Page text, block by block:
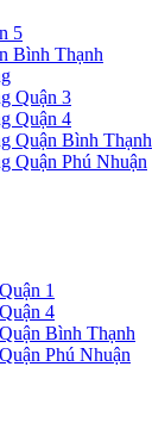
5
Bình Thạnh
Quận 3
Quận 4
Quận Bình Thạnh
Quận Phú Nhuận
1
4
Bình Thạnh
Phú Nhuận